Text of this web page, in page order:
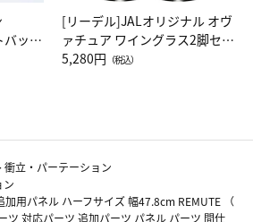
ッグ
）ス
[リーデル]JALオリジナル オヴ
ァチュア ワイングラス2脚セッ
ト（レッドワイン）
5,280円 （税込）
衝立・パーテーション
ン
加用パネル ハーフサイズ 幅47.8cm REMUTE （
ツ 対応パーツ 追加パーツ パネル パーツ 間仕